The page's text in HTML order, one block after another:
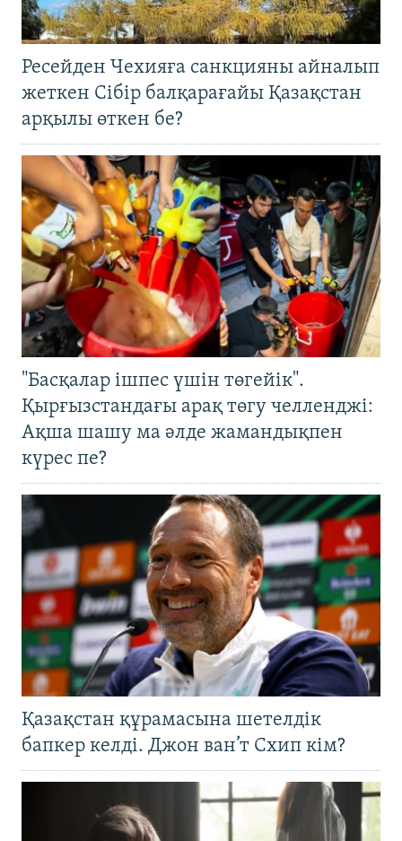
Ресейден Чехияға санкцияны айналып
жеткен Сібір балқарағайы Қазақстан
арқылы өткен бе?
"Басқалар ішпес үшін төгейік".
Қырғызстандағы арақ төгу челленджі:
Ақша шашу ма әлде жамандықпен
күрес пе?
Қазақстан құрамасына шетелдік
бапкер келді. Джон ван’т Схип кім?